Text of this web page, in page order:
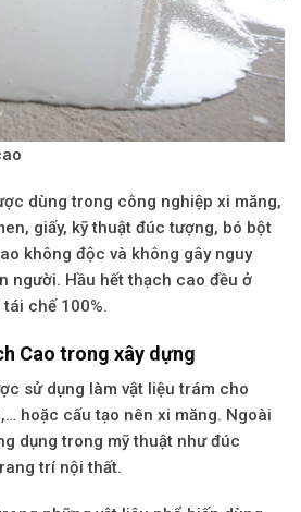
dùng trong công nghiệp xi măng,
giấy, kỹ thuật đúc tượng, bó bột
không độc và không gây nguy
người. Hầu hết thạch cao đều ở
chế 100%.
Cao trong xây dựng
sử dụng làm vật liệu trám cho
hoặc cấu tạo nên xi măng. Ngoài
dụng trong mỹ thuật như đúc
trí nội thất.